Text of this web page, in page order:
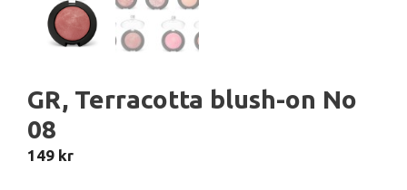
GR, Terracotta blush-on No
08
149 kr